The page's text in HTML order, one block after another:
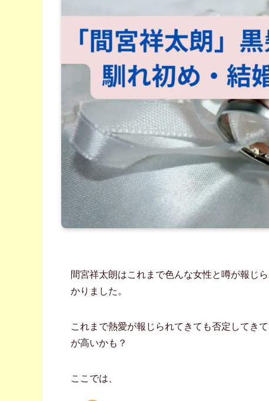
間宮祥太朗はこれまで色んな女性と噂が報じ
かりました。
これまで熱愛が報じられてきても否定してき
が高いかも？
ここでは、